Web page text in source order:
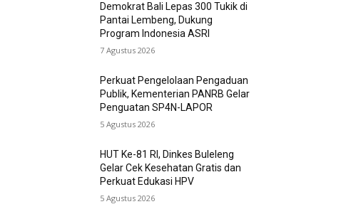
Demokrat Bali Lepas 300 Tukik di
Pantai Lembeng, Dukung
Program Indonesia ASRI
7 Agustus 2026
Perkuat Pengelolaan Pengaduan
Publik, Kementerian PANRB Gelar
Penguatan SP4N-LAPOR
5 Agustus 2026
HUT Ke-81 RI, Dinkes Buleleng
Gelar Cek Kesehatan Gratis dan
Perkuat Edukasi HPV
5 Agustus 2026